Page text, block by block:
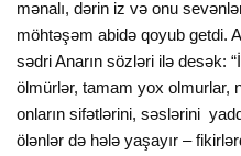
mənalı, dərin iz və onu
möhtəşəm abidə qoyub getdi.
sədri Anarın sözləri ilə desək:
ölmürlər, tamam yox olmurlar,
onların sifətlərini, səslərini
ölənlər də hələ yaşayır –